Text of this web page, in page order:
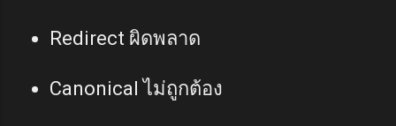
Redirect ผิดพลาด
Canonical ไม่ถูกต้อง